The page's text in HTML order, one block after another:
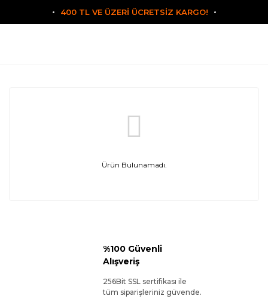
400 TL VE ÜZERİ ÜCRETSİZ KARGO!
Ürün Bulunamadı.
%100 Güvenli
Alışveriş
256Bit SSL sertifikası ile
tüm siparişleriniz güvende.